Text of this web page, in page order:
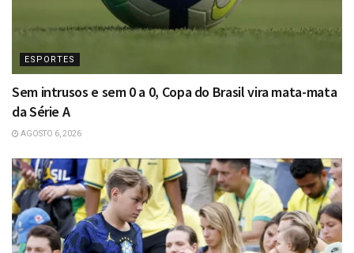
ESPORTES
Sem intrusos e sem 0 a 0, Copa do Brasil vira mata-mata
da Série A
AGOSTO 6, 2026